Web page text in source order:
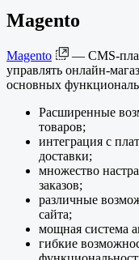
Magento
Magento
— CMS-
управлять онлайн-
основных
Расширенные
товаров;
интеграция с
доставки;
множество
заказов;
различные
сайта;
мощная система
гибкие